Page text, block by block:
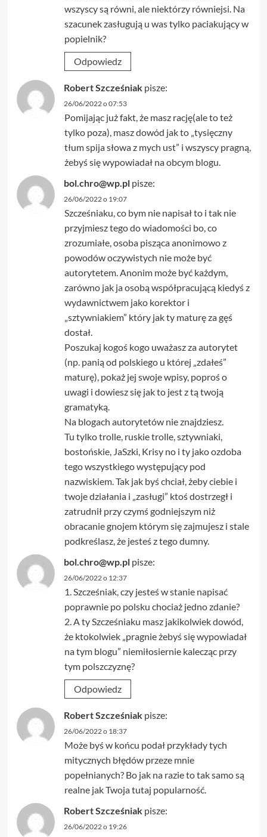
wszyscy są równi, ale niektórzy równiejsi. Na
szacunek zasługują u was tylko paciakujący w
popielnik?
Odpowiedz
Robert Szcześniak pisze:
26/06/2022 o 07:53
Pomijając już fakt, że masz rację(ale to też
tylko poza), masz dowód jak to „tysięczny
tłum spija słowa z mych ust” i wszyscy pragną,
żebyś się wypowiadał na obcym blogu.
bol.chro@wp.pl pisze:
26/06/2022 o 19:07
Szcześniaku, co bym nie napisał to i tak nie
przyjmiesz tego do wiadomości bo, co
zrozumiałe, osoba pisząca anonimowo z
powodów oczywistych nie może być
autorytetem. Anonim może być każdym,
zarówno jak ja osobą współpracującą kiedyś z
wydawnictwem jako korektor i
„sztywniakiem” który jak ty maturę za gęś
dostał.
Poszukaj kogoś kogo uważasz za autorytet
(np. panią od polskiego u której „zdałeś”
maturę), pokaż jej swoje wpisy, poproś o
uwagi i dowiesz się jak to jest z tą twoją
gramatyką.
Na blogach autorytetów nie znajdziesz.
Tu tylko trolle, ruskie trolle, sztywniaki,
bostońskie, JaSzki, Krisy no i ty jako ozdoba
tego wszystkiego występujący pod
nazwiskiem. Tak jak byś chciał, żeby ciebie i
twoje działania i „zasługi” ktoś dostrzegł i
zatrudnił przy czymś godniejszym niż
obracanie gnojem którym się zajmujesz i stale
podkreślasz, że jesteś z tego dumny.
bol.chro@wp.pl pisze:
26/06/2022 o 12:37
1. Szcześniak, czy jesteś w stanie napisać
poprawnie po polsku chociaż jedno zdanie?
2. A ty Szcześniaku masz jakikolwiek dowód,
że ktokolwiek „pragnie żebyś się wypowiadał
na tym blogu” niemiłosiernie kalecząc przy
tym polszczyznę?
Odpowiedz
Robert Szcześniak pisze:
26/06/2022 o 18:37
Może byś w końcu podał przykłady tych
mitycznych błędów przeze mnie
popełnianych? Bo jak na razie to tak samo są
realne jak Twoja tutaj popularność.
Robert Szcześniak pisze:
26/06/2022 o 19:26